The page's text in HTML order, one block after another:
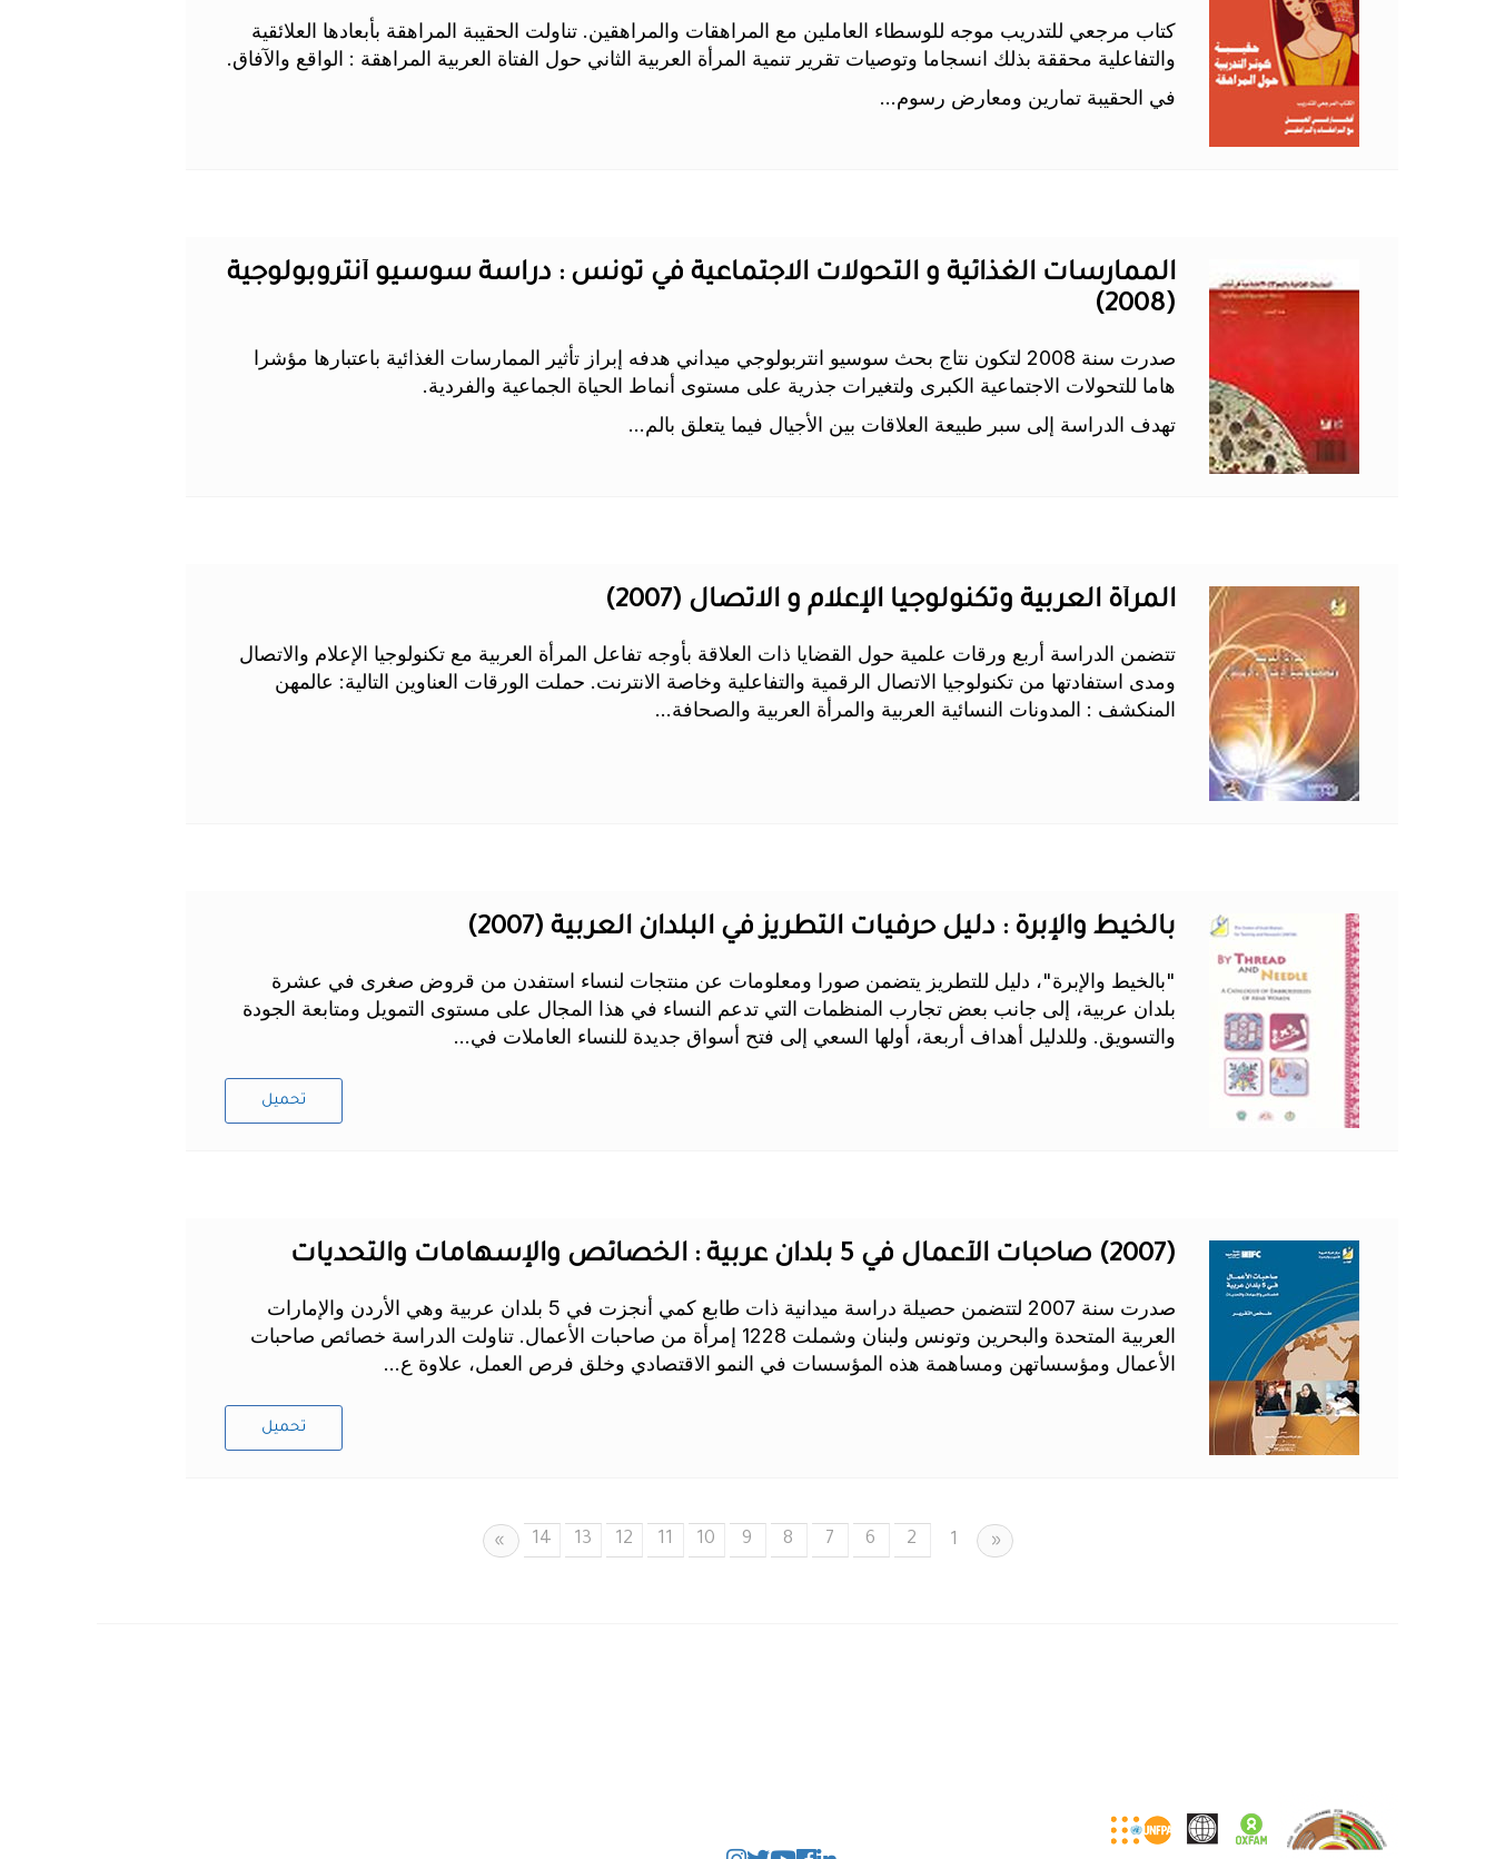
كتاب مرجعي للتدريب موجه للوسطاء العاملين مع المراهقات والمراهقين. تناولت الحقيبة المراهقة بأبعادها العلائقية
والتفاعلية محققة بذلك انسجاما وتوصيات تقرير تنمية المرأة العربية الثاني حول الفتاة العربية المراهقة : الواقع والآفاق.
في الحقيبة تمارين ومعارض رسوم...
الممارسات الغذائية و التحولات الاجتماعية في تونس : دراسة سوسيو أنتروبولوجية
(2008)
صدرت سنة 2008 لتكون نتاج بحث سوسيو انتربولوجي ميداني هدفه إبراز تأثير الممارسات الغذائية باعتبارها مؤشرا
هاما للتحولات الاجتماعية الكبرى ولتغيرات جذرية على مستوى أنماط الحياة الجماعية والفردية.
تهدف الدراسة إلى سبر طبيعة العلاقات بين الأجيال فيما يتعلق بالم...
المرأة العربية وتكنولوجيا الإعلام و الاتصال (2007)
تتضمن الدراسة أربع ورقات علمية حول القضايا ذات العلاقة بأوجه تفاعل المرأة العربية مع تكنولوجيا الإعلام والاتصال
ومدى استفادتها من تكنولوجيا الاتصال الرقمية والتفاعلية وخاصة الانترنت. حملت الورقات العناوين التالية: عالمهن
المنكشف : المدونات النسائية العربية والمرأة العربية والصحافة...
بالخيط والإبرة : دليل حرفيات التطريز في البلدان العربية (2007)
"بالخيط والإبرة"، دليل للتطريز يتضمن صورا ومعلومات عن منتجات لنساء استفدن من قروض صغرى في عشرة
بلدان عربية، إلى جانب بعض تجارب المنظمات التي تدعم النساء في هذا المجال على مستوى التمويل ومتابعة الجودة
والتسويق. وللدليل أهداف أربعة، أولها السعي إلى فتح أسواق جديدة للنساء العاملات في...
تحميل
(2007) صاحبات الأعمال في 5 بلدان عربية : الخصائص والإسهامات والتحديات
صدرت سنة 2007 لتتضمن حصيلة دراسة ميدانية ذات طابع كمي أنجزت في 5 بلدان عربية وهي الأردن والإمارات
العربية المتحدة والبحرين وتونس ولبنان وشملت 1228 إمرأة من صاحبات الأعمال. تناولت الدراسة خصائص صاحبات
الأعمال ومؤسساتهن ومساهمة هذه المؤسسات في النمو الاقتصادي وخلق فرص العمل، علاوة ع...
تحميل
«
Previous
1
2
6
7
8
9
10
11
12
13
14
»
Next